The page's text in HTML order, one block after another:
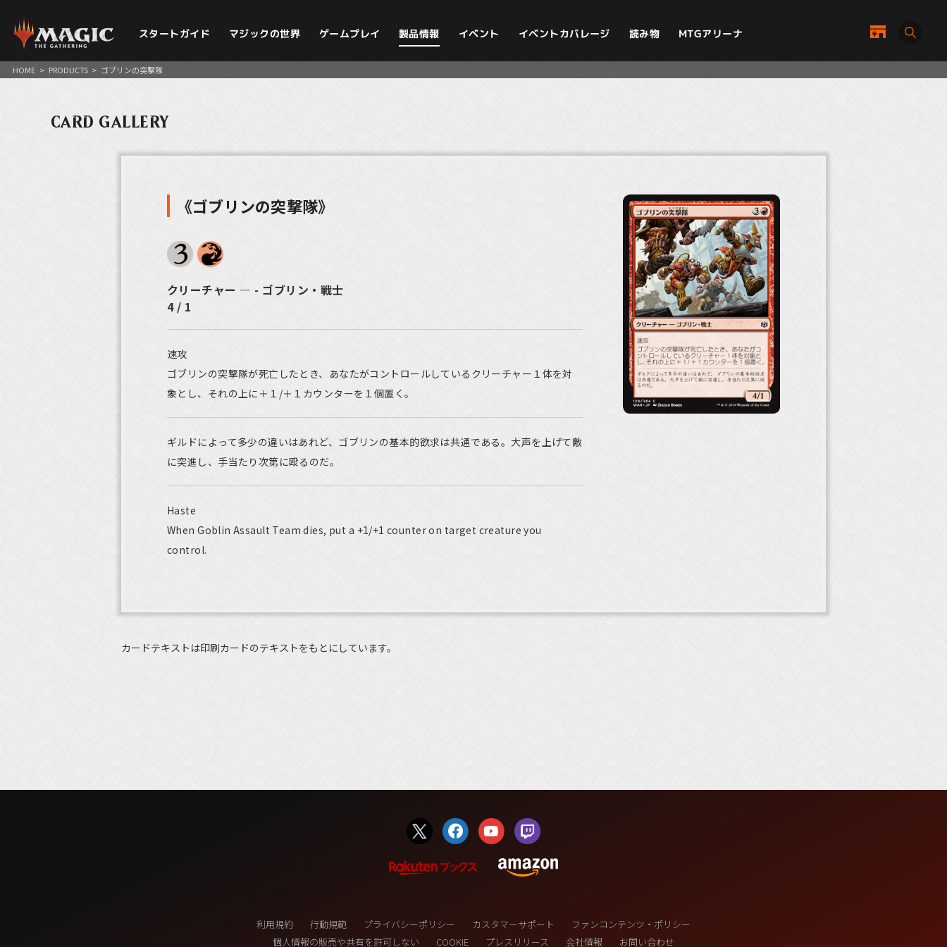
スタートガイド マジックの世界 ゲームプレイ 製品情報 イベント イベントカバレージ 読み物 MTGアリーナ
HOME > PRODUCTS > ゴブリンの突撃隊
CARD GALLERY
《ゴブリンの突撃隊》
クリーチャー ― - ゴブリン・戦士
4 / 1
速攻
ゴブリンの突撃隊が死亡したとき、あなたがコントロールしているクリーチャー１体を対
象とし、それの上に＋１/＋１カウンターを１個置く。
ギルドによって多少の違いはあれど、ゴブリンの基本的欲求は共通である。大声を上げて敵
に突進し、手当たり次第に殴るのだ。
Haste
When Goblin Assault Team dies, put a +1/+1 counter on target creature you
control.
カードテキストは印刷カードのテキストをもとにしています。
利用規約 行動規範 プライバシーポリシー カスタマーサポート
ファンコンテンツ・ポリシー
個人情報の販売や共有を許可しない
COOKIE プレスリリース 会社情報 お問い合わせ